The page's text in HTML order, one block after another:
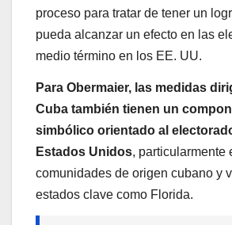
proceso para tratar de tener un
pueda alcanzar un efecto en las
medio término en los EE. UU.
Para Obermaier, las medidas
Cuba también tienen un
simbólico orientado al
Estados Unidos, particularmente
comunidades de origen cubano y
estados clave como Florida.